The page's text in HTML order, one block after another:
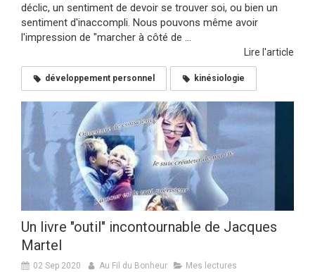
déclic, un sentiment de devoir se trouver soi, ou bien un
sentiment d'inaccompli. Nous pouvons même avoir
l'impression de "marcher à côté de ...
Lire l'article
développement personnel kinésiologie
Un livre "outil" incontournable de Jacques
Martel
02 Sep 2020 Au Fil du Bonheur Mes lectures